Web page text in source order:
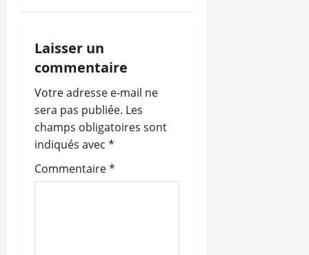
d
’
a
r
t
i
Laisser un
commentaire
Votre adresse e-mail ne
sera pas publiée. Les
champs obligatoires sont
indiqués avec *
Commentaire*